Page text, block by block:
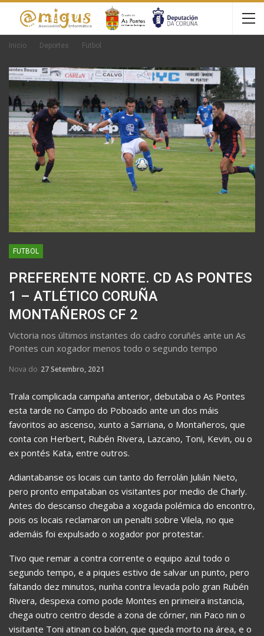
Inicio Deportes Futbol
FUTBOL
PREFERENTE NORTE. CD AS PONTES
1 – ATLÉTICO CORUÑA
MONTAÑEROS CF 2
Victoria nos últimos instantes do cadro coruñés ante un As
Pontes cun xogador menos todo o segundo tempo
Nova do 27 Setembro, 2021
Trala complicada campaña anterior, debutaba o As Pontes
esta tarde no Campo do Poboado ante un dos máis
favoritos ao ascenso, xunto a Sarriana, o Montañeros, que
conta con Herbert, Rubén Rivera, Lazcano, Toni, Kevin, ou o
ex pontés Kata, entre outros.
Adiantabanse os locais cun tanto do ferrolán Julián Nieto,
pero pronto empataban os visitantes por medio de Charly.
Antes do descanso chegaba a xogada polémica do encontro,
pois os locais reclamaron un penalti sobre Vilela, no que
ademáis foi expulsado o xogador por protestar.
Tivo que remar a contra corrente o equipo azul todo o
segundo tempo, e a piques estivo de salvar un punto, pero
faltando dez minutos, nunha contra levada polo gran Rubén
Rivera, despexa como pode Montes en primeira instancia,
chega outro centro desde a zona de córner, nin Paco nin o
visitante Toni atinan co balón, que queda morto na área, e o